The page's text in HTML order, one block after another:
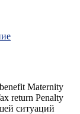
Maternity
return Penalty
ситуаций